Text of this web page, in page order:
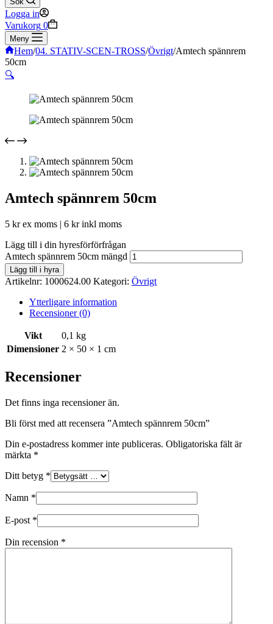
Logga in
Varukorg 0
Meny
Hem/04. STATIV-SCEN-TROSS/Övrigt/Amtech spännrem
50cm
🔍
Amtech spännrem 50cm
5 krex moms | 6 krinkl moms
Lägg till i din hyresförförfrågan
Amtech spännrem 50cm mängd
Lägg till i hyra
Artikelnr: 1000624.00 Kategori: Övrigt
Ytterligare information
Recensioner (0)
Vikt
0,1 kg
Dimensioner 2 × 50 × 1 cm
Recensioner
Det finns inga recensioner än.
Bli först med att recensera ”Amtech spännrem 50cm”
Din e-postadress kommer inte publiceras. Obligatoriska fält är
märkta *
Ditt betyg *
Namn *
E-post *
Din recension *